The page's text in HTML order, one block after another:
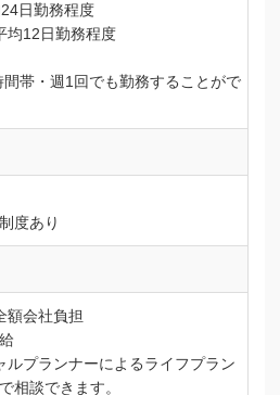
日勤務程度
均12日勤務程度
帯・週1回でも勤務することがで
度あり
額会社負担
ルプランナーによるライフプラン
相談できます。